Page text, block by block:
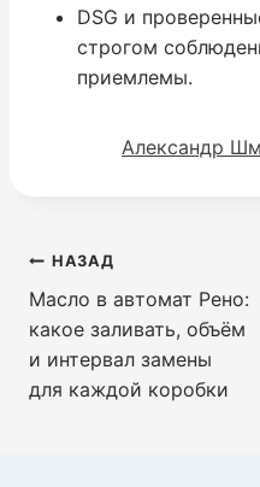
DSG и
строгом
приемлемы.
Александр
Навигация
по
записям
НАЗАД
Масло в автомат Рено:
какое заливать, объём
и интервал замены
для каждой коробки